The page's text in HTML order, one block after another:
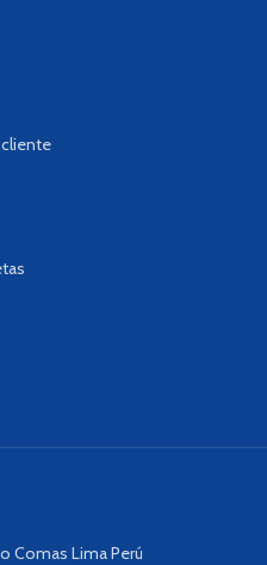
Comas Lima Perú